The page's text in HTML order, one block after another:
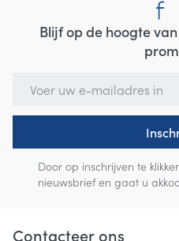
Blijf op de hoogte
Door op inschrijven te
nieuwsbrief en gaat u
Contacteer ons